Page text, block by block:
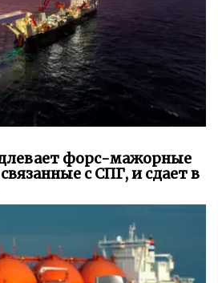
форс-мажорные
с СПГ, и сдает в